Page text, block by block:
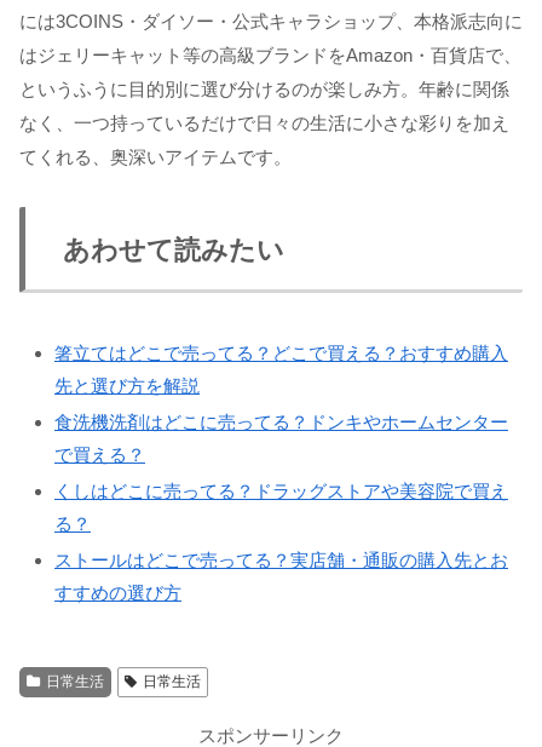
には3COINS・ダイソー・公式キャラショップ、本格派志向に
はジェリーキャット等の高級ブランドをAmazon・百貨店で、
というふうに目的別に選び分けるのが楽しみ方。年齢に関係
なく、一つ持っているだけで日々の生活に小さな彩りを加え
てくれる、奥深いアイテムです。
あわせて読みたい
箸立てはどこで売ってる？どこで買える？おすすめ購入
先と選び方を解説
食洗機洗剤はどこに売ってる？ドンキやホームセンター
で買える？
くしはどこに売ってる？ドラッグストアや美容院で買え
る？
ストールはどこで売ってる？実店舗・通販の購入先とお
すすめの選び方
日常生活 日常生活
スポンサーリンク